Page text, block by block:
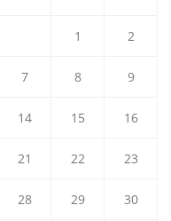
1 2
7 8 9
14 15 16
21 22 23
28 29 30